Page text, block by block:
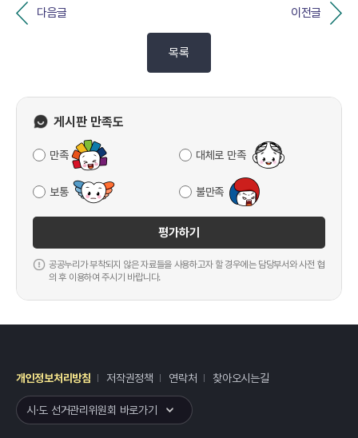
다음글 이전글
목록
게시판 만족도
만족 대체로 만족
보통 불만족
평가하기
공공누리가 부착되지 않은 자료들을 사용하고자 할 경우에는 담당부서와 사전 협
의 후 이용하여 주시기 바랍니다.
개인정보처리방침 저작권정책 연락처 찾아오시는길
시·도 선거관리위원회 바로가기